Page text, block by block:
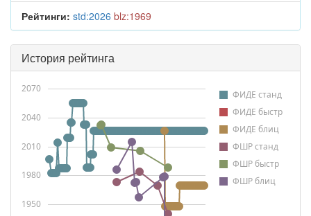
Рейтинги: std:2026 blz:1969
История рейтинга
ФИДЕ станд
ФИДЕ быстр
ФИДЕ блиц
ФШР станд
ФШР быстр
ФШР блиц
1950
1980
2010
2040
2070